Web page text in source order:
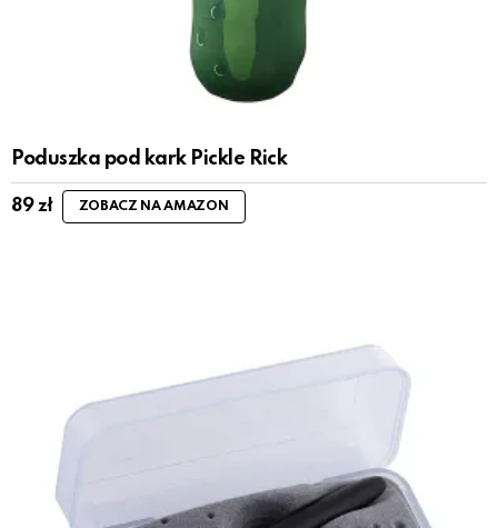
Poduszka pod kark Pickle Rick
89zł ZOBACZ NA AMAZON